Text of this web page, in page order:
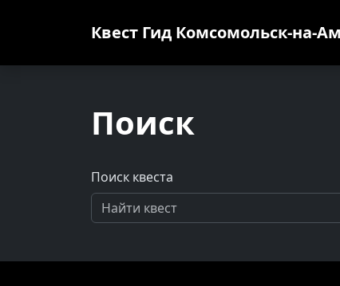
Квест Гид Комсомольск-на-
Поиск
Поиск квеста